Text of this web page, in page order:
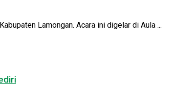
Lamongan. Acara ini digelar di Aula ...